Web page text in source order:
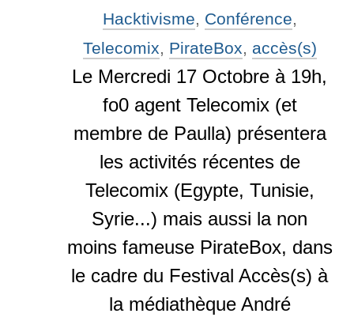
Hacktivisme, Conférence,
Telecomix, PirateBox, accès(s)
Le Mercredi 17 Octobre à 19h,
fo0 agent Telecomix (et
membre de Paulla) présentera
les activités récentes de
Telecomix (Egypte, Tunisie,
Syrie...) mais aussi la non
moins fameuse PirateBox, dans
le cadre du Festival Accès(s) à
la médiathèque André